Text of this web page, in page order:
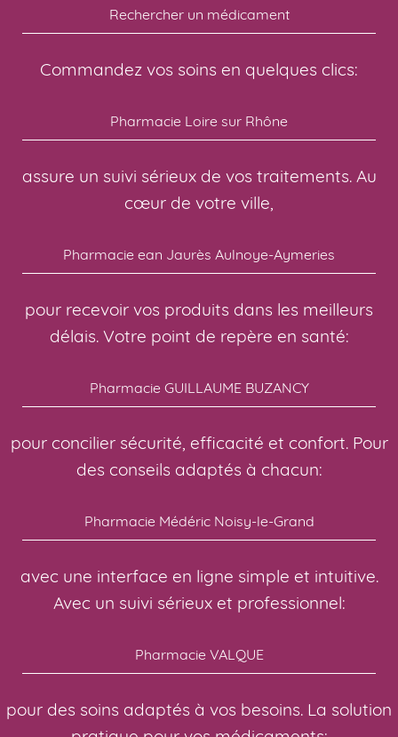
Rechercher un médicament
Commandez vos soins en quelques clics:
Pharmacie Loire sur Rhône
assure un suivi sérieux de vos traitements. Au
cœur de votre ville,
Pharmacie ean Jaurès Aulnoye-Aymeries
pour recevoir vos produits dans les meilleurs
délais. Votre point de repère en santé:
Pharmacie GUILLAUME BUZANCY
pour concilier sécurité, efficacité et confort. Pour
des conseils adaptés à chacun:
Pharmacie Médéric Noisy-le-Grand
avec une interface en ligne simple et intuitive.
Avec un suivi sérieux et professionnel:
Pharmacie VALQUE
pour des soins adaptés à vos besoins. La solution